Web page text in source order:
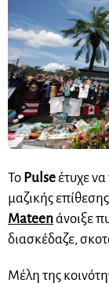
Το Pulseέτυχε
μαζικής
Mateenάνοιξε
διασκέδαζε,
Μέλη της